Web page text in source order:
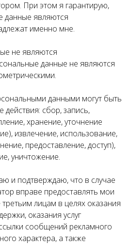
При этом я гарантирую,
данные являются
именно мне.
не являются
данные не являются
данными могут быть
сбор, запись,
хранение, уточнение
извлечение, использование,
предоставление, доступ),
уничтожение.
и подтверждаю, что в случае
вправе предоставлять мои
лицам в целях оказания
оказания услуг
сообщений рекламного
характера, а также